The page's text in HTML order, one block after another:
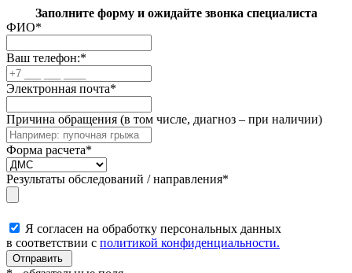
Заполните форму и ожидайте звонка специалиста
ФИО*
Ваш телефон:*
Электронная почта*
Причина обращения (в том числе, диагноз – при наличии)
Форма расчета*
Результаты обследований / направления*
Я согласен на обработку персональных данных
в соответствии с политикой конфиденциальности.